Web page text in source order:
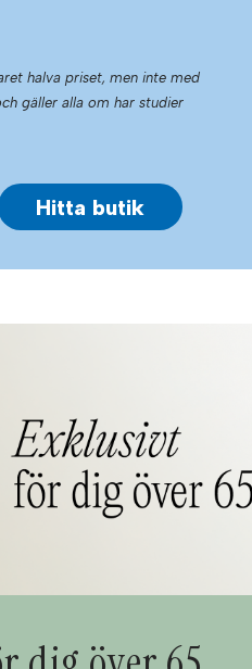
halva priset, men inte med
gäller alla om har studier
Hitta butik